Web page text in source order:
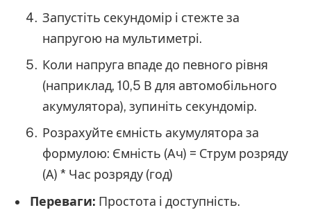
Запустіть секундомір і стежте за
напругою на мультиметрі.
Коли напруга впаде до певного рівня
(наприклад, 10,5 В для автомобільного
акумулятора), зупиніть секундомір.
Розрахуйте ємність акумулятора за
формулою: Ємність (Ач) = Струм розряду
(А) * Час розряду (год)
Переваги: Простота і доступність.